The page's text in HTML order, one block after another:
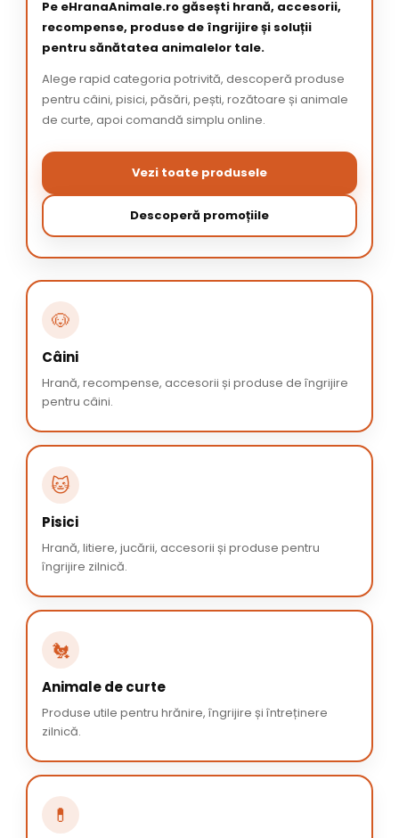
Pe eHranaAnimale.ro găsești hrană, accesorii,
recompense, produse de îngrijire și soluții
pentru sănătatea animalelor tale.
Alege rapid categoria potrivită, descoperă produse
pentru câini, pisici, păsări, pești, rozătoare și animale
de curte, apoi comandă simplu online.
Vezi toate produsele
Descoperă promoțiile
🐶
Câini
Hrană, recompense, accesorii și produse de îngrijire
pentru câini.
🐱
Pisici
Hrană, litiere, jucării, accesorii și produse pentru
îngrijire zilnică.
🐔
Animale de curte
Produse utile pentru hrănire, îngrijire și întreținere
zilnică.
💊